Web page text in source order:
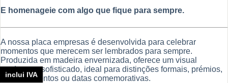
E homenageie com algo que fique para sempre.
A nossa placa empresas é desenvolvida para celebrar
momentos que merecem ser lembrados para sempre.
Produzida em madeira envernizada, oferece um visual
moderno e sofisticado, ideal para distinções formais, prémios,
agradecimentos ou datas comemorativas.
inclui IVA